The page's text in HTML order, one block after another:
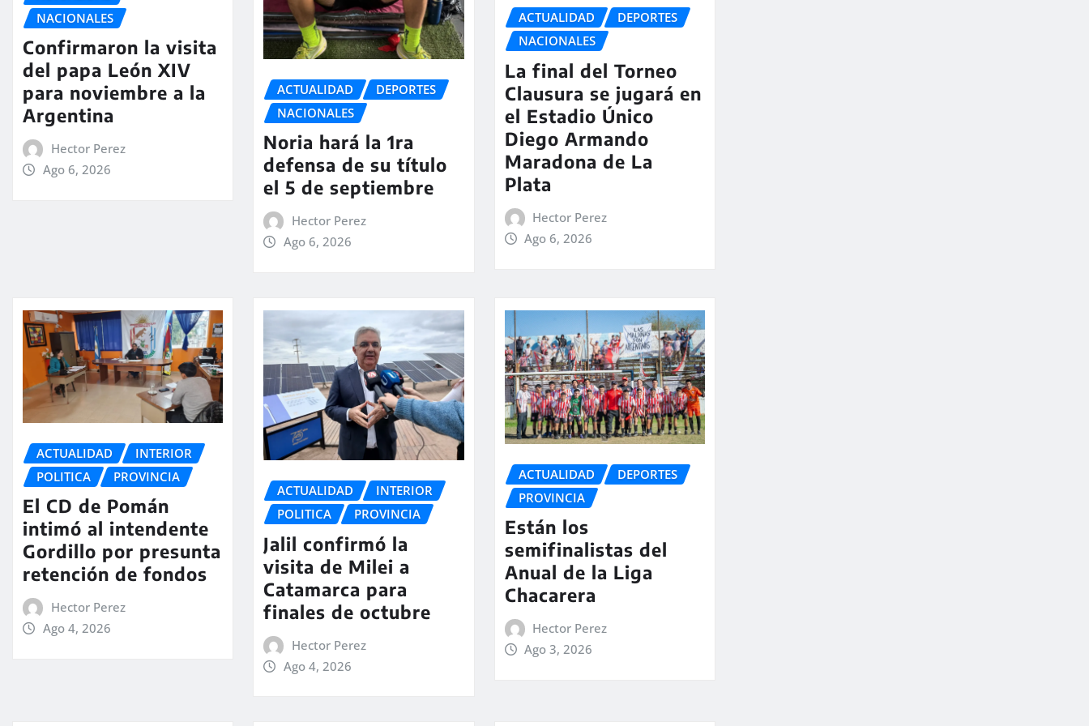
NACIONALES
Confirmaron la visita
del papa León XIV
para noviembre a la
Argentina
Hector Perez
Ago 6, 2026
ACTUALIDAD
DEPORTES
NACIONALES
Noria hará la 1ra
defensa de su título
el 5 de septiembre
Hector Perez
Ago 6, 2026
ACTUALIDAD
DEPORTES
NACIONALES
La final del Torneo
Clausura se jugará en
el Estadio Único
Diego Armando
Maradona de La
Plata
Hector Perez
Ago 6, 2026
ACTUALIDAD
INTERIOR
POLITICA
PROVINCIA
El CD de Pomán
intimó al intendente
Gordillo por presunta
retención de fondos
Hector Perez
Ago 4, 2026
ACTUALIDAD
INTERIOR
POLITICA
PROVINCIA
Jalil confirmó la
visita de Milei a
Catamarca para
finales de octubre
Hector Perez
Ago 4, 2026
ACTUALIDAD
DEPORTES
PROVINCIA
Están los
semifinalistas del
Anual de la Liga
Chacarera
Hector Perez
Ago 3, 2026